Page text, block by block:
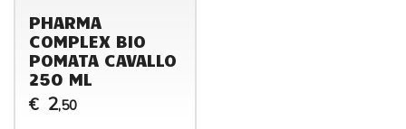
PHARMA
COMPLEX BIO
POMATA CAVALLO
250 ML
€ 2,50